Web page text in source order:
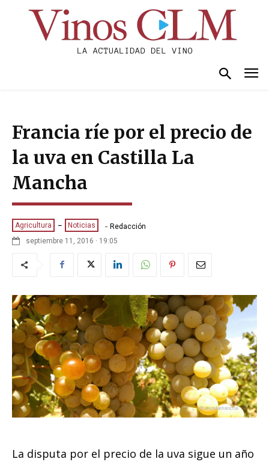
Francia ríe por el precio de
la uva en Castilla La
Mancha
Agricultura Noticias - Redacción
septiembre 11, 2016 · 19:05
La disputa por el precio de la uva sigue un año